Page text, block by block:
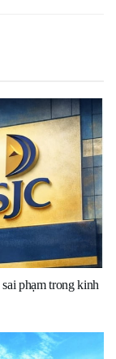
phạm trong kinh